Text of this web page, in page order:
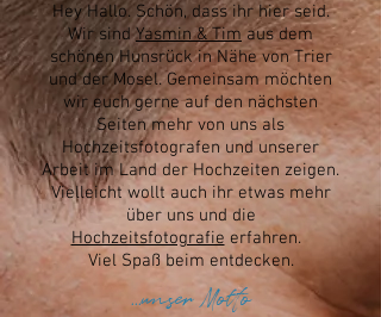
Hey Hallo. Schön, dass ihr hier seid.
Wir sindYasmin & Timaus dem
schönen Hunsrück in Nähe von Trier
und der Mosel. Gemeinsam möchten
wir euch gerne auf den nächsten
Seiten mehr von uns als
Hochzeitsfotografen und unserer
Arbeit im Land der Hochzeiten zeigen.
Vielleicht wollt auch ihr etwas mehr
über uns und die
Hochzeitsfotografie erfahren.
Viel Spaß beim entdecken.
...unser Motto